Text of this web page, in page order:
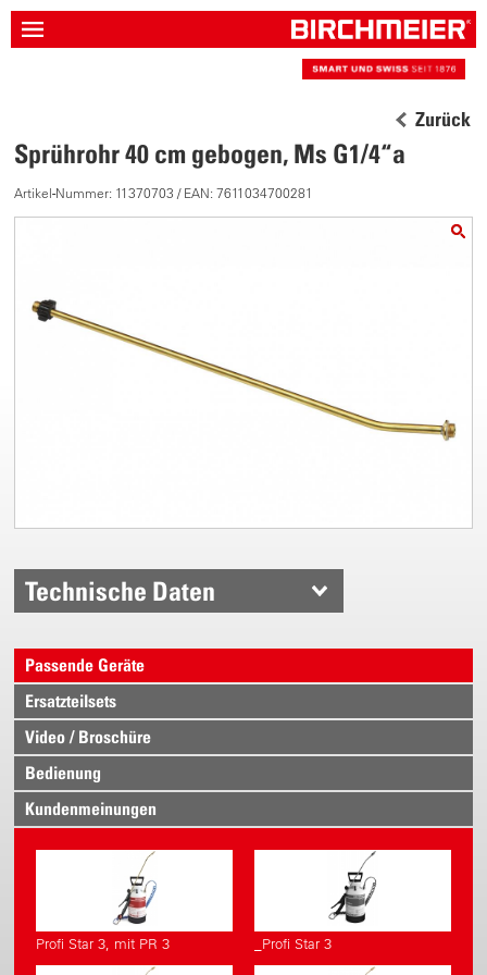
Zurück
Sprührohr 40 cm gebogen, Ms G1/4“a
Artikel-Nummer: 11370703 / EAN: 7611034700281
Technische Daten
Passende Geräte
Ersatzteilsets
Video / Broschüre
Bedienung
Kundenmeinungen
Profi Star 3, mit PR 3 _Profi Star 3